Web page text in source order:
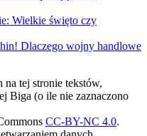
Wielkie święto czy
Dlaczego wojny handlowe
tej stronie tekstów,
Biga (o ile nie zaznaczono
CC-BY-NC 4.0.